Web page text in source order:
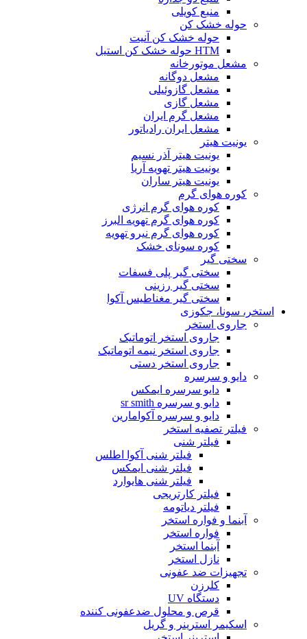
منبع کویلی
حوله خشک کن
حوله خشک کن آنیت
HTM حوله خشک کن استیل
مشعل موتورخانه
مشعل دوگانه
مشعل گازوئیلی
مشعل گازی
مشعل گرم ایران
مشعل ایران رادیاتور
یونیت هیتر
یونیت هیتر آذر نسیم
یونیت هیتر تهویه آریا
یونیت هیتر ساران
کوره هوای گرم
کوره هوای گرم انرژی
کوره هوای گرم تهویه البرز
کوره هوای گرم نیرو تهویه
کوره سونای خشک
سختی گیر
سختی گیر پلی فسفات
سختی گیر رزینی
سختی گیر مغناطیس آکوا
استخر، سونا، جکوزی
جاروی استخر
جاروی استخر اتوماتیک
جاروی استخر نیمه اتوماتیک
جاروی استخر دستی
دایو و سرسره
دایو سرسره ایمکس
دایو و سرسره sr smith
دایو و سرسره آکوامارین
فیلتر تصفیه استخر
فیلتر شنی
فیلتر شنی آکوا اطلس
فیلتر شنی ایمکس
فیلتر شنی هایوارد
فیلتر کارتریجی
فیلتر دیاتومه
آبنما و فواره استخر
فواره استخر
آبنما استخر
نازل استخر
تجهیزات ضد عفونی
کلرزن
دستگاه UV
قرص و محلول ضدعفونی کننده
اسکیمر استرینر و گریل